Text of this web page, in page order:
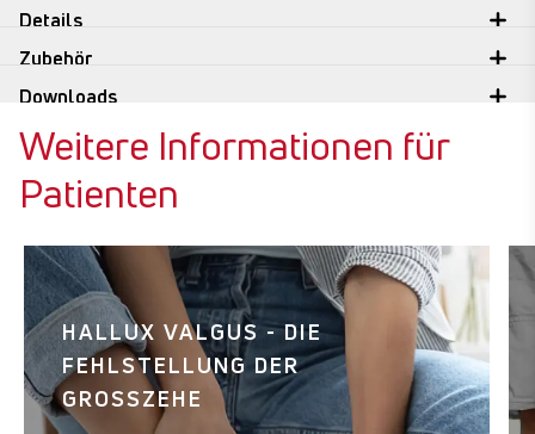
Details
Zubehör
Downloads
Weitere Informationen für
Patienten
HALLUX VALGUS - DIE
FEHLSTELLUNG DER
GROSSZEHE